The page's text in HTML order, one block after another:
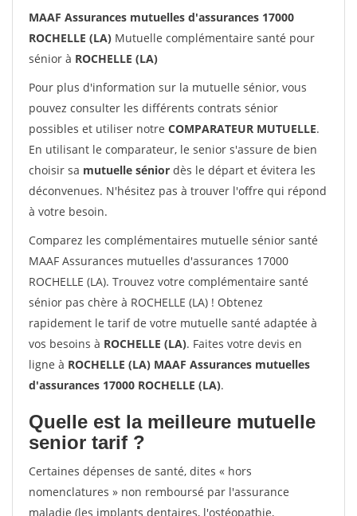
MAAF Assurances mutuelles d'assurances 17000
ROCHELLE (LA) Mutuelle complémentaire santé pour
sénior à ROCHELLE (LA)
Pour plus d'information sur la mutuelle sénior, vous
pouvez consulter les différents contrats sénior
possibles et utiliser notre COMPARATEUR MUTUELLE.
En utilisant le comparateur, le senior s'assure de bien
choisir sa mutuelle sénior dès le départ et évitera les
déconvenues. N'hésitez pas à trouver l'offre qui répond
à votre besoin.
Comparez les complémentaires mutuelle sénior santé
MAAF Assurances mutuelles d'assurances 17000
ROCHELLE (LA). Trouvez votre complémentaire santé
sénior pas chère à ROCHELLE (LA) ! Obtenez
rapidement le tarif de votre mutuelle santé adaptée à
vos besoins à ROCHELLE (LA). Faites votre devis en
ligne à ROCHELLE (LA) MAAF Assurances mutuelles
d'assurances 17000 ROCHELLE (LA).
Quelle est la meilleure mutuelle
senior tarif ?
Certaines dépenses de santé, dites « hors
nomenclatures » non remboursé par l'assurance
maladie (les implants dentaires, l'ostéopathie,